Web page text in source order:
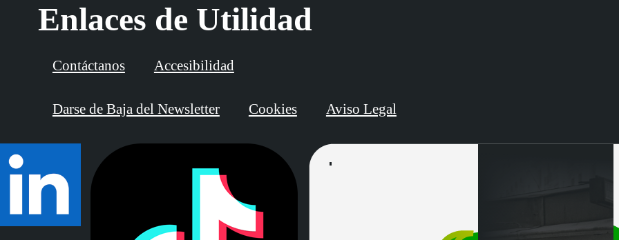
Enlaces de Utilidad
Contáctanos Accesibilidad
Darse de Baja del Newsletter Cookies Aviso Legal